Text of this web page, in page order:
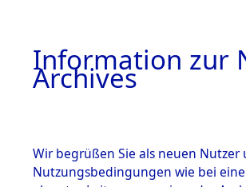
Information zur
Archives
Wir begrüßen Sie als neuen Nutzer
Nutzungsbedingungen wie bei